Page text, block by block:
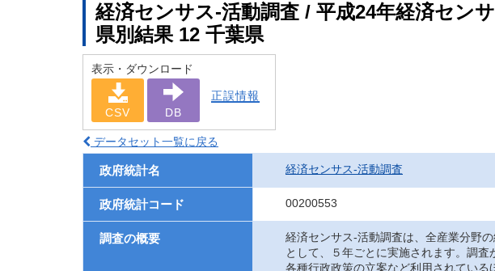
経済センサス‐活動調査 / 平成24年経済セン
県別結果 12 千葉県
表示・ダウンロード
CSV DB
正誤情報
データセット一覧に戻る
政府統計名 経済センサス‐活動調査
政府統計コード 00200553
調査の概要
経済センサス‐活動調査は、全産業分野
として、５年ごとに実施されます。調
各種行政政策の立案など利用されている